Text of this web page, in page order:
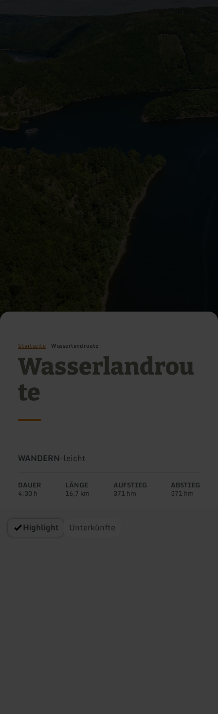
Startseite Wasserlandroute
Wasserlandrou
te
Art
Tour:
WANDERN-Schwierigkeit:
leicht
DAUER
4:30 h
LÄNGE
16,7 km
AUFSTIEG
371 hm
ABSTIEG
371 hm
Highlight Unterkünfte